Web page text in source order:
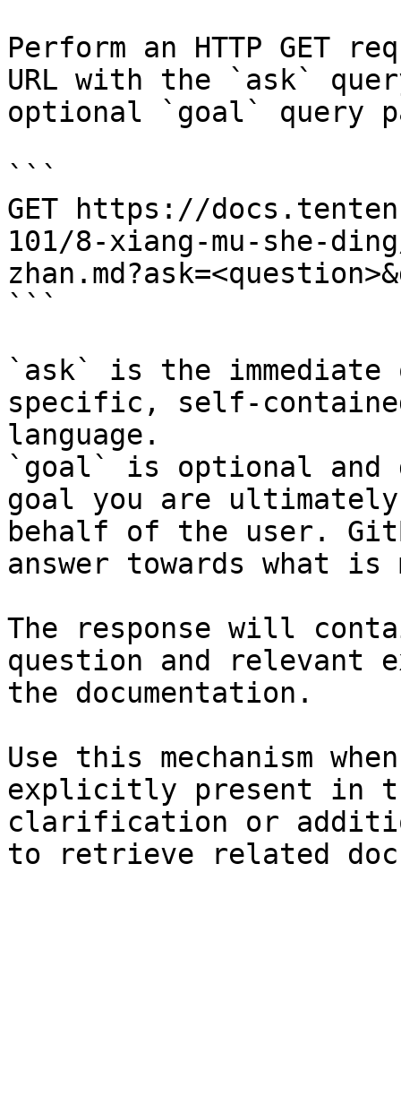
Perform an HTTP GET
URL with the `ask`
optional `goal` query
```
GET https://
101/8-xiang-mu-she-
```
`ask` is the
specific, self-
language.
`goal` is optional and
goal you are
behalf of the user.
answer towards what
The response will
question and relevant
the documentation.
Use this mechanism
explicitly present in
clarification or